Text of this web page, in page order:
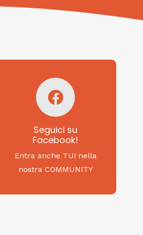
Seguici su
Facebook!
Entra anche TU! nella
nostra COMMUNITY
Seguici su
Facebook!
SAGRITALY
Feste, cibi e tradizioni
da Nord a Sud...